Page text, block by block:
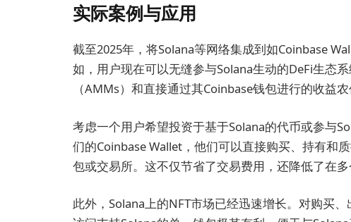
实际案例与应用
截至2025年，将Solana等网络集成到如Coinbase
如，用户现在可以无缝参与Solana生动的DeFi生态
（AMMs）和直接通过其Coinbase钱包进行的收益农
考虑一个用户希望投资于基于Solana的代币或参与
们的Coinbase Wallet，他们可以直接购买、持有和
包或交易所。这不仅节省了交易费用，还降低了在
此外，Solana上的NFT市场已经迅速增长。对购买